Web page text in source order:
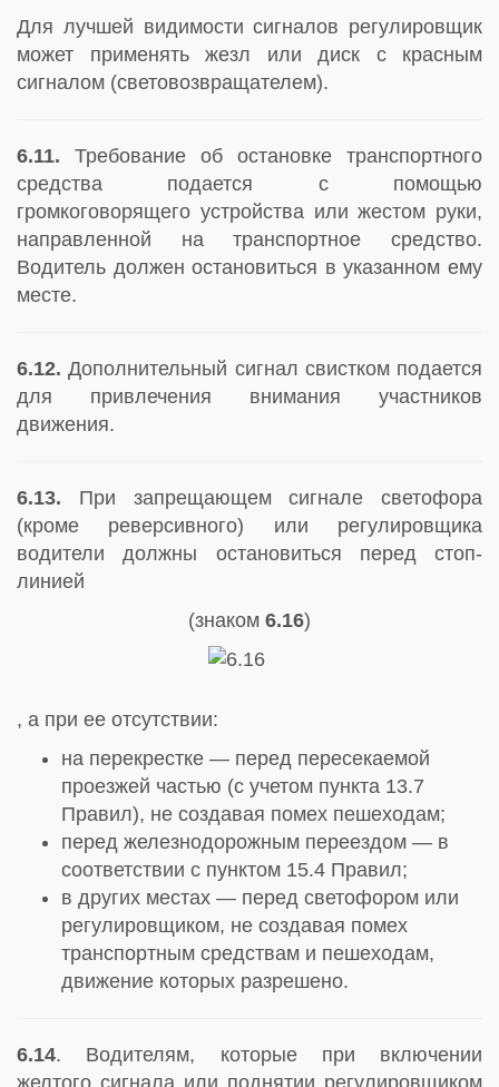
Для лучшей видимости сигналов регулировщик
может применять жезл или диск с красным
сигналом (световозвращателем).
6.11. Требование об остановке транспортного
средства подается с помощью
громкоговорящего устройства или жестом руки,
направленной на транспортное средство.
Водитель должен остановиться в указанном ему
месте.
6.12. Дополнительный сигнал свистком подается
для привлечения внимания участников
движения.
6.13. При запрещающем сигнале светофора
(кроме реверсивного) или регулировщика
водители должны остановиться перед стоп-
линией
(знаком 6.16)
, а при ее отсутствии:
на перекрестке — перед пересекаемой
проезжей частью (с учетом пункта 13.7
Правил), не создавая помех пешеходам;
перед железнодорожным переездом — в
соответствии с пунктом 15.4 Правил;
в других местах — перед светофором или
регулировщиком, не создавая помех
транспортным средствам и пешеходам,
движение которых разрешено.
6.14. Водителям, которые при включении
желтого сигнала или поднятии регулировщиком